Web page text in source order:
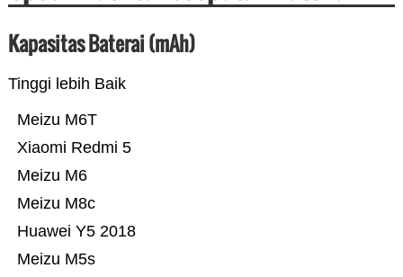
Kapasitas Baterai (mAh)
Tinggi lebih Baik
Meizu M5s
Huawei Y5 2018
Meizu M8c
Meizu M6
Xiaomi Redmi 5
Meizu M6T